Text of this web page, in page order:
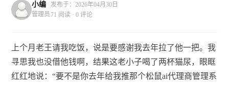
小编
管理员
发布于：2026年04月30日
71 阅读 · 0 评论
上个月老王请我吃饭，说是要感谢我去年拉了他一把。我
寻思我也没借他钱啊，结果这老小子喝了两杯猫尿，眼眶
红红地说：“要不是你去年给我推那个松鼠ai代理商管理系